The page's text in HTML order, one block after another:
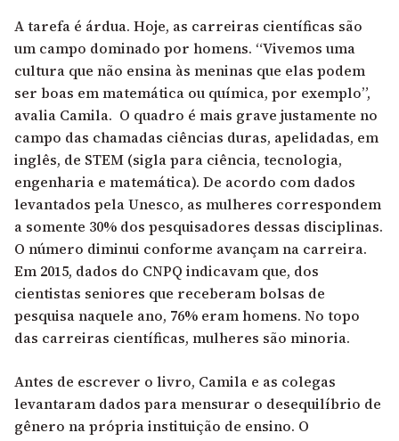
A tarefa é árdua. Hoje, as carreiras científicas são
um campo dominado por homens. “Vivemos uma
cultura que não ensina às meninas que elas podem
ser boas em matemática ou química, por exemplo”,
avalia Camila. O quadro é mais grave justamente no
campo das chamadas ciências duras, apelidadas, em
inglês, de STEM (sigla para ciência, tecnologia,
engenharia e matemática). De acordo com dados
levantados pela Unesco, as mulheres correspondem
a somente 30% dos pesquisadores dessas disciplinas.
O número diminui conforme avançam na carreira.
Em 2015, dados do CNPQ indicavam que, dos
cientistas seniores que receberam bolsas de
pesquisa naquele ano, 76% eram homens. No topo
das carreiras científicas, mulheres são minoria.
Antes de escrever o livro, Camila e as colegas
levantaram dados para mensurar o desequilíbrio de
gênero na própria instituição de ensino. O